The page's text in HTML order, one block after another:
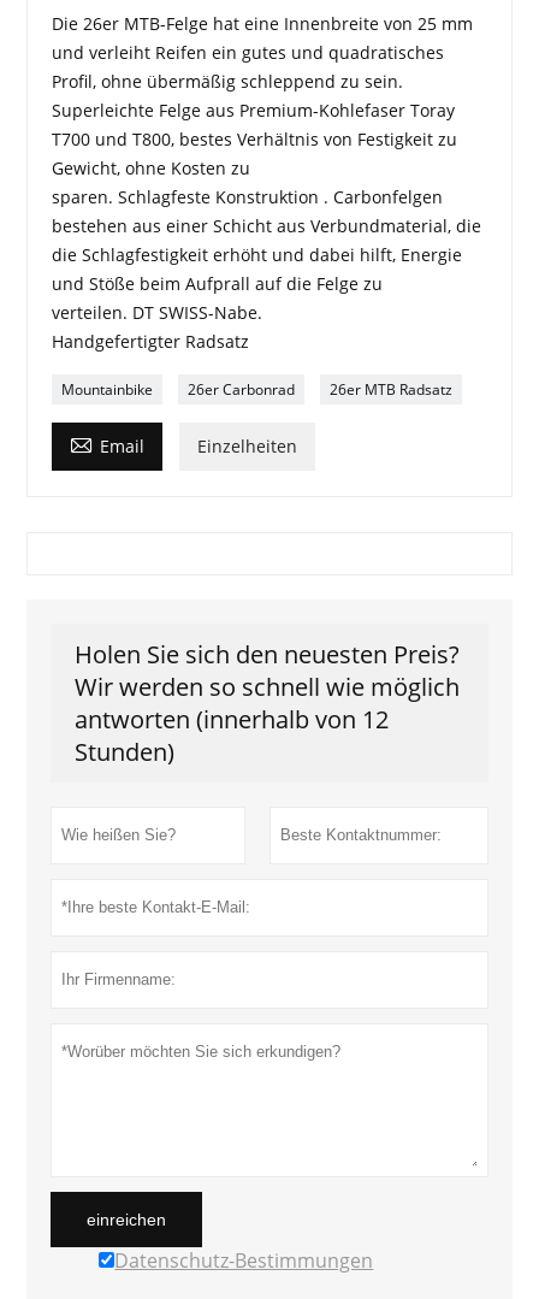
Die 26er MTB-Felge hat eine Innenbreite von 25 mm
und verleiht Reifen ein gutes und quadratisches
Profil, ohne übermäßig schleppend zu sein.
Superleichte Felge aus Premium-Kohlefaser Toray
T700 und T800, bestes Verhältnis von Festigkeit zu
Gewicht, ohne Kosten zu
sparen. Schlagfeste Konstruktion . Carbonfelgen
bestehen aus einer Schicht aus Verbundmaterial, die
die Schlagfestigkeit erhöht und dabei hilft, Energie
und Stöße beim Aufprall auf die Felge zu
verteilen. DT SWISS-Nabe.
Handgefertigter Radsatz
Mountainbike 26er Carbonrad 26er MTB Radsatz
 Email Einzelheiten
Holen Sie sich den neuesten Preis?
Wir werden so schnell wie möglich
antworten (innerhalb von 12
Stunden)
einreichen
Datenschutz-Bestimmungen